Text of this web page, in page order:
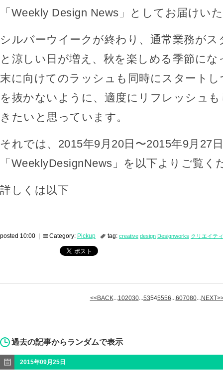
「Weekly Design News」としてお届けい
シルバーウイークが終わり、通常業務が
と涼しい日が増え、秋を楽しめる季節に
末に向けてのラッシュも同時にスタート
を抜かないように、適度にリフレッシュ
きたいと思っています。
それでは、2015年9月20日〜2015年9月27
「WeeklyDesignNews」を以下よりご覧く
詳しくは以下
posted 10:00 | Category: Pickup tag: creative design Designworks クリエイテ
<<BACK...102030...53545556...607080...
過去の記事からランダムで表示
2015年09月25日